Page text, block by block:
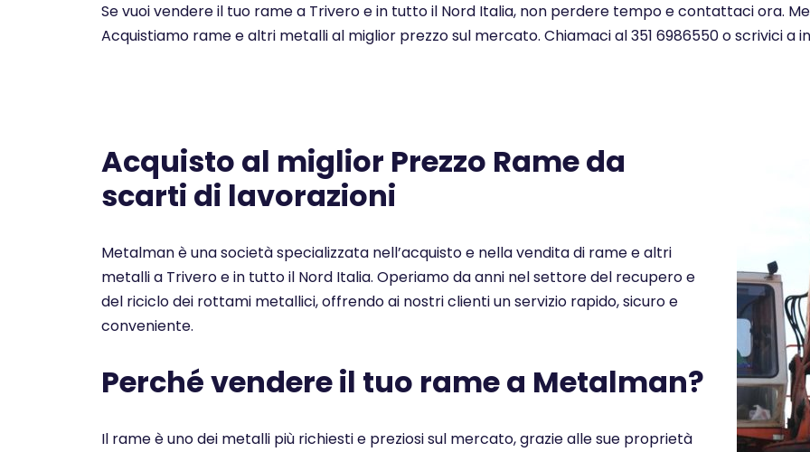
Se vuoi vendere il tuo rame a Trivero e in tutto il Nord Italia, non perdere tempo e contattaci ora.
Acquistiamo rame e altri metalli al miglior prezzo sul mercato. Chiamaci al 351 6986550 o scrivici
Acquisto al miglior Prezzo Rame da
scarti di lavorazioni
Metalman è una società specializzata nell’acquisto e nella vendita di rame e altri
metalli a Trivero e in tutto il Nord Italia. Operiamo da anni nel settore del recupero e
del riciclo dei rottami metallici, offrendo ai nostri clienti un servizio rapido, sicuro e
conveniente.
Perché vendere il tuo rame a Metalman?
Il rame è uno dei metalli più richiesti e preziosi sul mercato, grazie alle sue proprietà